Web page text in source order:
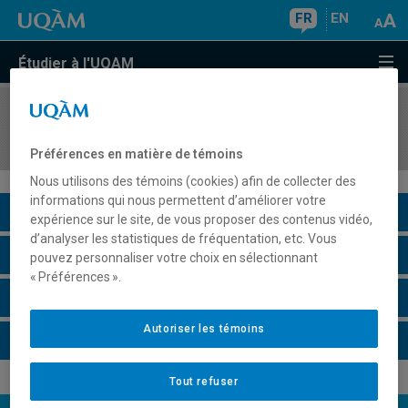
FR EN
Étudier à l'UQAM
COURS//
Description du cours
Horaire - Été 2026
Préférences en matière de témoins
Nous utilisons des témoins (cookies) afin de collecter des
informations qui nous permettent d’améliorer votre
expérience sur le site, de vous proposer des contenus vidéo,
d’analyser les statistiques de fréquentation, etc. Vous
pouvez personnaliser votre choix en sélectionnant
« Préférences ».
Tout refuser
Autoriser les témoins